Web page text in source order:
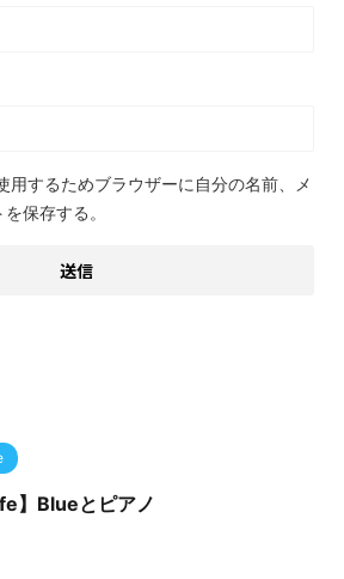
用するためブラウザーに自分の名前、メ
保存する。
】Blueとピアノ